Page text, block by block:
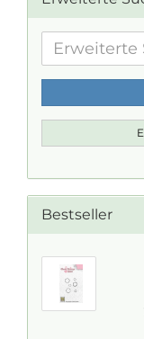
Erweiterte
Suche
Bestseller